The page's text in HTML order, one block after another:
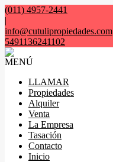
(011) 4957-2441
|
info@cutulipropiedades.com
5491136241102
MENÚ
LLAMAR
Propiedades
Alquiler
Venta
La Empresa
Tasación
Contacto
Inicio